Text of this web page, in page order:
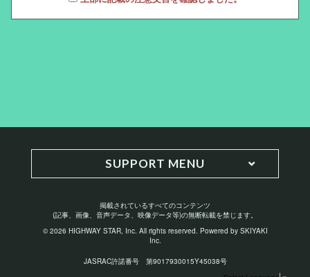
SUPPORT MENU
掲載されているすべてのコンテンツ
(記事、画像、音声データ、映像データ等)の無断転載を禁じます。
© 2026 HIGHWAY STAR, Inc. All rights reserved. Powered by SKIYAKI
Inc.
JASRAC許諾番号 第9017930015Y45038号